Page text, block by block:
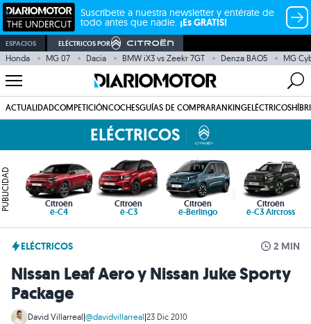
Suscríbete a nuestra newsletter y entérate de
todo antes que nadie. ¡Es GRATIS!
ESPACIOS ELÉCTRICOS POR
Honda MG 07 Dacia BMW iX3 vs Zeekr 7GT Denza BAO5 MG
ACTUALIDADCOMPETICIÓNCOCHESGUÍAS DE COMPRARANKINGELÉCTRICOS
ELÉCTRICOS
PUBLICIDAD Citroën
ë-C4
Citroën
ë-C3
Citroën
ë-Berlingo
Citroën
ë-C3 Aircross
ELÉCTRICOS 2 MIN
Nissan Leaf Aero y Nissan Juke Sporty
Package
David Villarreal|@davidvillarreal|23 Dic 2010